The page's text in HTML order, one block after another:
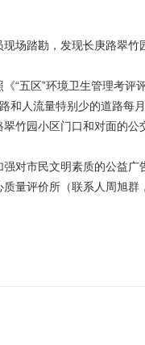
场踏勘，发现长庚路翠竹
“五区”环境卫生管理考
和人流量特别少的道路每
竹园小区门口和对面的
对市民文明素质的公益广
量评价所（联系人周旭群